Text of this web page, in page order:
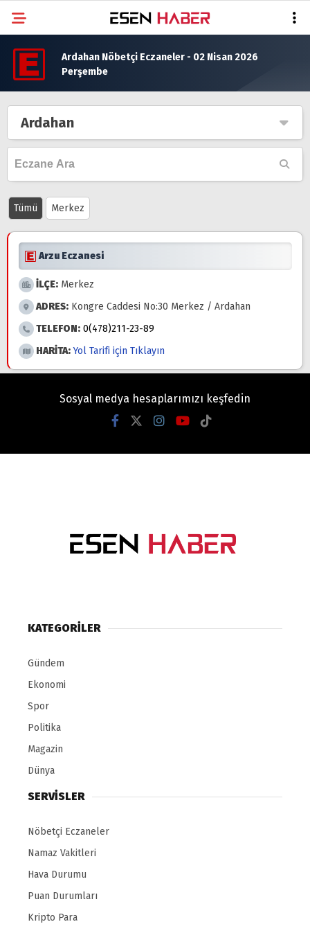
Ardahan Nöbetçi Eczaneler - 02 Nisan 2026
Perşembe
Ardahan
Tümü Merkez
Arzu Eczanesi
İLÇE: Merkez
ADRES: Kongre Caddesi No:30 Merkez / Ardahan
TELEFON: 0(478)211-23-89
HARİTA: Yol Tarifi için Tıklayın
Sosyal medya hesaplarımızı keşfedin
KATEGORİLER
Gündem
Ekonomi
Spor
Politika
Magazin
Dünya
SERVİSLER
Nöbetçi Eczaneler
Namaz Vakitleri
Hava Durumu
Puan Durumları
Kripto Para